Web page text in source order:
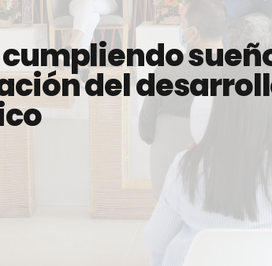
cumpliendo
del